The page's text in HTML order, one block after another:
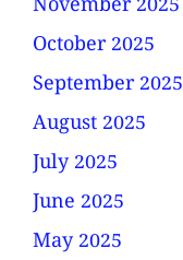
November 2025
October 2025
September 2025
August 2025
July 2025
June 2025
May 2025